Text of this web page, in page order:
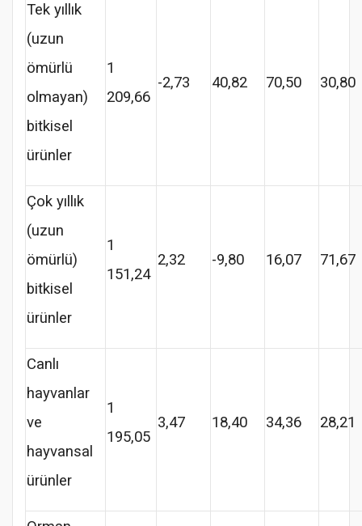
Tek yıllık
(uzun
ömürlü
olmayan)
bitkisel
ürünler
1
209,66
-2,73 40,82 70,50 30,80
Çok yıllık
(uzun
ömürlü)
bitkisel
ürünler
1
151,24
2,32 -9,80 16,07 71,67
Canlı
hayvanlar
ve
hayvansal
ürünler
1
195,05
3,47 18,40 34,36 28,21